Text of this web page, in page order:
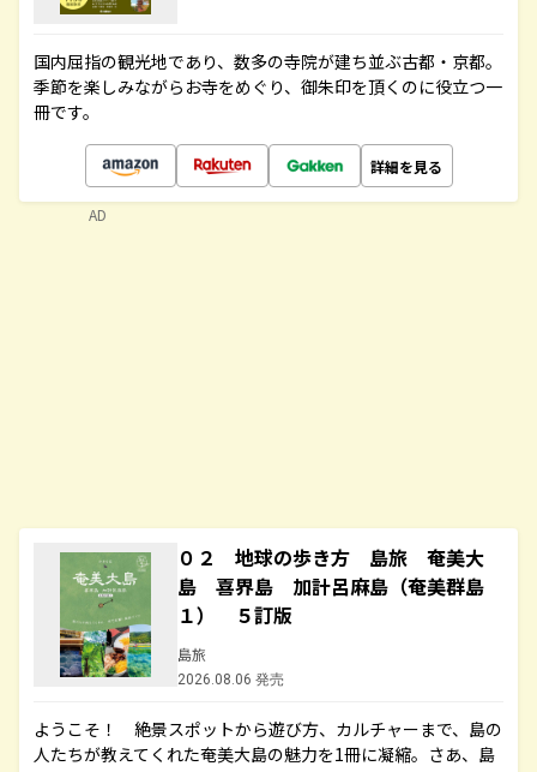
国内屈指の観光地であり、数多の寺院が建ち並ぶ古都・京都。
季節を楽しみながらお寺をめぐり、御朱印を頂くのに役立つ一
冊です。
詳細を見る
０２ 地球の歩き方 島旅 奄美大
島 喜界島 加計呂麻島（奄美群島
１） ５訂版
島旅
2026.08.06 発売
ようこそ！ 絶景スポットから遊び方、カルチャーまで、島の
人たちが教えてくれた奄美大島の魅力を1冊に凝縮。さあ、島
AD